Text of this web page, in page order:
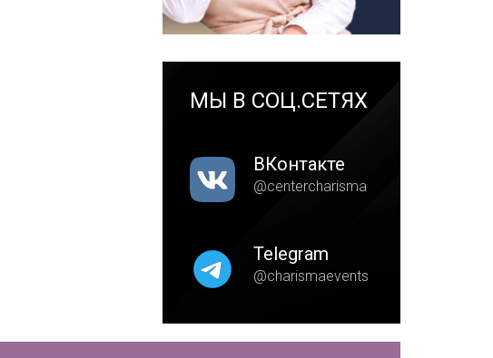
МЫ В СОЦ.СЕТЯХ
ВКонтакте
@centercharisma
Telegram
@charismaevents